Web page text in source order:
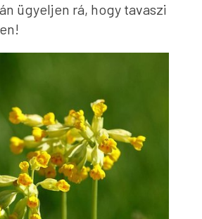
ügyeljen rá, hogy tavaszi